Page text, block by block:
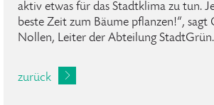
aktiv etwas für das Stadtklima zu tun.
beste Zeit zum Bäume pflanzen!“, sagt
Nollen, Leiter der Abteilung StadtGrün.
zurück